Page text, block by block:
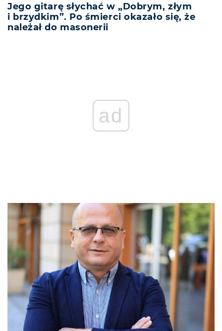
Jego gitarę słychać w „Dobrym, złym
i brzydkim”. Po śmierci okazało się, że
należał do masonerii
ad